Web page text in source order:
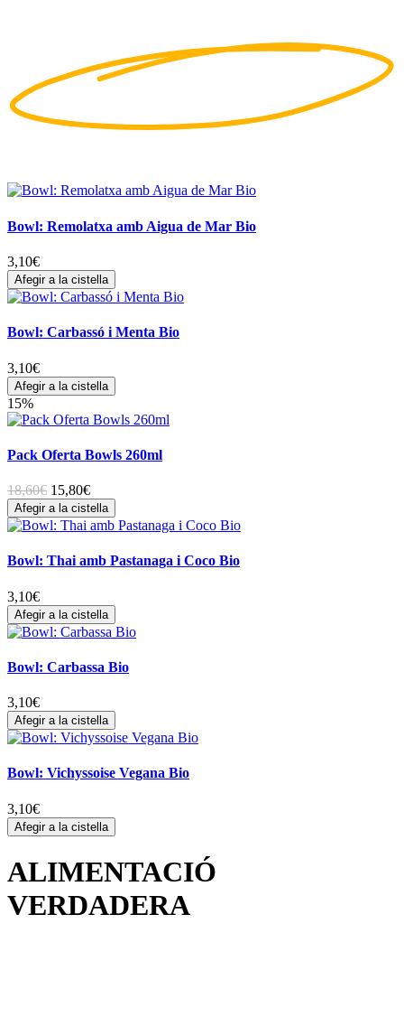
Bowl: Remolatxa amb Aigua de Mar Bio
3,10€
Afegir a la cistella
Bowl: Carbassó i Menta Bio
3,10€
Afegir a la cistella
15%
Pack Oferta Bowls 260ml
18,60€ 15,80€
Afegir a la cistella
Bowl: Thai amb Pastanaga i Coco Bio
3,10€
Afegir a la cistella
Bowl: Carbassa Bio
3,10€
Afegir a la cistella
Bowl: Vichyssoise Vegana Bio
3,10€
Afegir a la cistella
ALIMENTACIÓ
VERDADERA